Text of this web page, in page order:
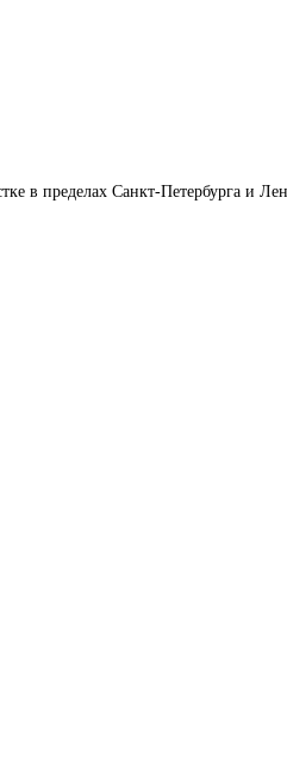
в пределах Санкт-Петербурга и